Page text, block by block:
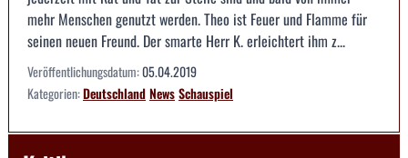
mehr Menschen genutzt werden. Theo ist Feuer und Flamme für
seinen neuen Freund. Der smarte Herr K. erleichtert ihm z...
Veröffentlichungsdatum:05.04.2019
Kategorien:DeutschlandNewsSchauspiel